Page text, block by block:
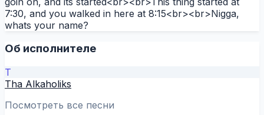
7:30, and you walked in here at 8:15<br><br>Nigga,
whats your name?
Об исполнителе
T
Tha Alkaholiks
Посмотреть все песни